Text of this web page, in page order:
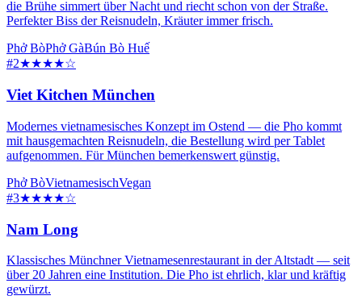
die Brühe simmert über Nacht und riecht schon von der Straße.
Perfekter Biss der Reisnudeln, Kräuter immer frisch.
Phở BòPhở GàBún Bò Huế
#2★★★★☆
Viet Kitchen München
Modernes vietnamesisches Konzept im Ostend — die Pho kommt
mit hausgemachten Reisnudeln, die Bestellung wird per Tablet
aufgenommen. Für München bemerkenswert günstig.
Phở BòVietnamesischVegan
#3★★★★☆
Nam Long
Klassisches Münchner Vietnamesenrestaurant in der Altstadt — seit
über 20 Jahren eine Institution. Die Pho ist ehrlich, klar und kräftig
gewürzt.